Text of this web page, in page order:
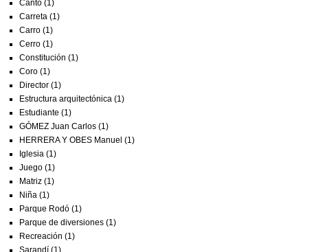
Canto (1)
Carreta (1)
Carro (1)
Cerro (1)
Constitución (1)
Coro (1)
Director (1)
Estructura arquitectónica (1)
Estudiante (1)
GÓMEZ Juan Carlos (1)
HERRERA Y OBES Manuel (1)
Iglesia (1)
Juego (1)
Matriz (1)
Niña (1)
Parque Rodó (1)
Parque de diversiones (1)
Recreación (1)
Sarandí (1)